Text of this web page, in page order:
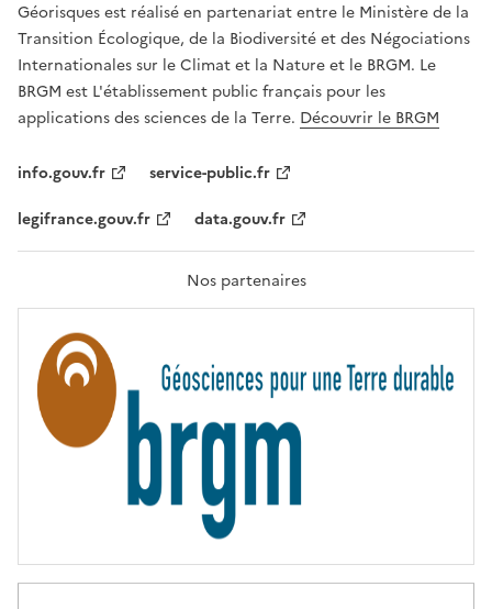
T
É
,
É
G
A
L
F
A
T
R
T
É
Géorisques est réalisé en partenariat entre le Ministère de la
Transition Écologique, de la Biodiversité et des Négociations
Internationales sur le Climat et la Nature et le BRGM. Le
BRGM est L'établissement public français pour les
applications des sciences de la Terre. Découvrir le BRGM
info.gouv.fr
service-public.fr
legifrance.gouv.fr
data.gouv.fr
Nos partenaires